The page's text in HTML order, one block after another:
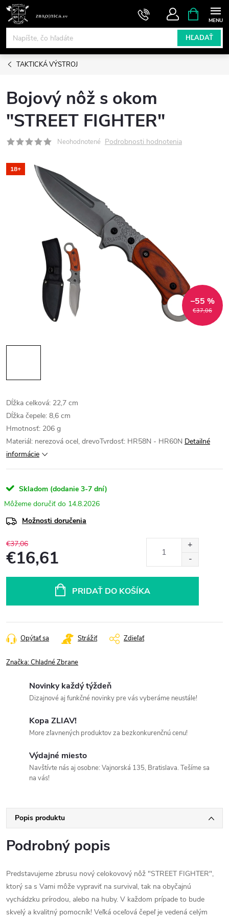
Prejsť
obsah
HĽADAŤ
KOŠÍK
TAKTICKÁ VÝSTROJ
Bojový nôž s okom
"STREET FIGHTER"
Neohodnotené Podrobnosti hodnotenia
18+
€37,06
–55 %
Dĺžka celková: 22,7 cm
Dĺžka čepele: 8,6 cm
Hmotnosť: 206 g
Materiál: nerezová ocel, drevoTvrdosť: HR58N - HR60N Detailné
informácie
Skladom (dodanie 3-7 dní)
14.8.2026
Možnosti doručenia
€37,06
€16,61
PRIDAŤ DO KOŠÍKA
Opýtať sa Strážiť Zdieľať
Značka:Chladné Zbrane
Novinky každý týždeň
Dizajnové aj funkčné novinky pre vás vyberáme neustále!
Kopa ZLIAV!
More zľavnených produktov za bezkonkurenčnú cenu!
Výdajné miesto
Navštívte nás aj osobne: Vajnorská 135, Bratislava. Tešíme sa
na vás!
Popis produktu
Podrobný popis
Predstavujeme zbrusu nový celokovový nôž "STREET FIGHTER",
ktorý sa s Vami môže vypraviť na survival, tak na obyčajnú
vychádzku prírodou, alebo na huby. V každom prípade to bude
skvelý a kvalitný pomocník! Veľká oceľová čepeľ je vedená celým